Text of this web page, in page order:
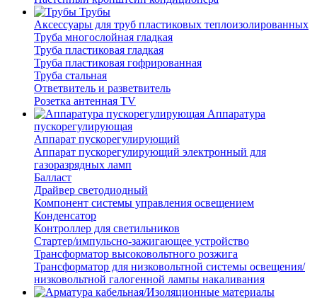
Трубы
Аксессуары для труб пластиковых теплоизолированных
Труба многослойная гладкая
Труба пластиковая гладкая
Труба пластиковая гофрированная
Труба стальная
Ответвитель и разветвитель
Розетка антенная TV
Аппаратура
пускорегулирующая
Аппарат пускорегулирующий
Аппарат пускорегулирующий электронный для
газоразрядных ламп
Балласт
Драйвер светодиодный
Компонент системы управления освещением
Конденсатор
Контроллер для светильников
Стартер/импульсно-зажигающее устройство
Трансформатор высоковольтного розжига
Трансформатор для низковольтной системы освещения/
низковольтной галогенной лампы накаливания